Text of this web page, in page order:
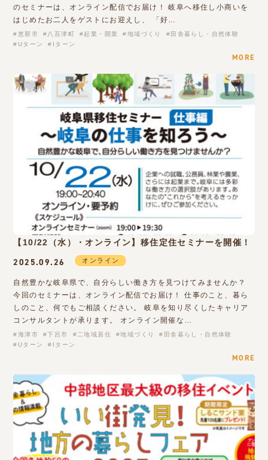
のセミナーは、オンライン配信でお届け！ 岐阜へ移住し小商いを
はじめたお二人をゲストにお迎えし、 「好…
恵那市 八百津町 起業・開業 地域づくり
田舎暮らし・自然体験
Uターン
Iターン
MORE
【10/22（水）・オンライン】移住定住セミナーを開催！
2025.09.26 オンライン
自然豊かな岐阜県で、自分らしい働き方を見つけてみませんか？
今回のセミナーは、オンライン配信でお届け！ 仕事のこと、暮ら
しのこと、何でもご相談ください。 岐阜を知り尽くしたキャリア
コンサルタントが承ります。 オンライン開催な…
海津市 下呂市 二地域居住 地域づくり
田舎暮らし・自然体験
Uターン
Iターン
MORE